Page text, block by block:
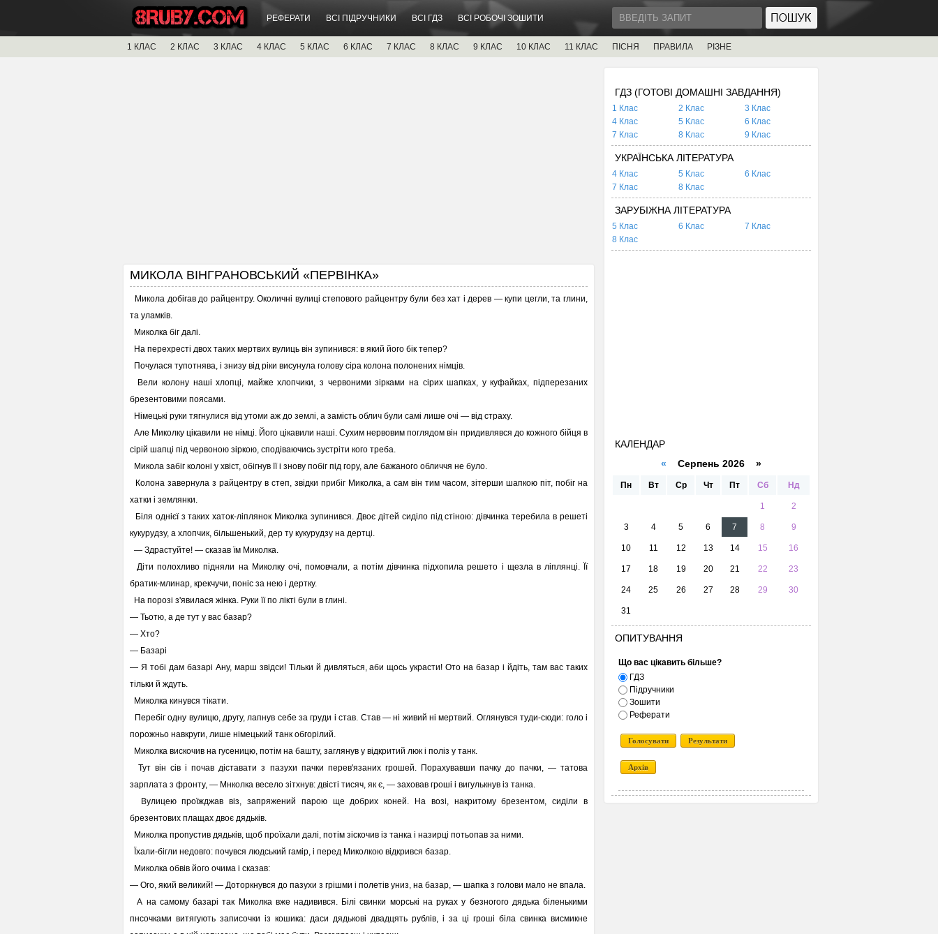
РЕФЕРАТИ ВСІ ПІДРУЧНИКИ ВСІ ГДЗ ВСІ РОБОЧІ ЗОШИТИ
1 КЛАС 2 КЛАС 3 КЛАС 4 КЛАС 5 КЛАС 6 КЛАС 7 КЛАС 8 КЛАС 9 КЛАС 10 КЛАС 11 КЛАС ПІСНЯ ПРАВИЛА РІЗНЕ
МИКОЛА ВІНГРАНОВСЬКИЙ «ПЕРВІНКА»
Микола добігав до райцентру. Околичні вулиці степового райцентру були без хат і дерев — купи цегли, та глини,
та уламків.
Миколка біг далі.
На перехресті двох таких мертвих вулиць він зупинився: в який його бік тепер?
Почулася тупотнява, і знизу від ріки висунула голову сіра колона полонених німців.
Вели колону наші хлопці, майже хлопчики, з червоними зірками на сірих шапках, у куфайках, підперезаних
брезентовими поясами.
Німецькі руки тягнулися від утоми аж до землі, а замість облич були самі лише очі — від страху.
Але Миколку цікавили не німці. Його цікавили наші. Сухим нервовим поглядом він придивлявся до кожного бійця в
сірій шапці під червоною зіркою, сподіваючись зустріти кого треба.
Микола забіг колоні у хвіст, обігнув її і знову побіг під гору, але бажаного обличчя не було.
Колона завернула з райцентру в степ, звідки прибіг Миколка, а сам він тим часом, зітерши шапкою піт, побіг на
хатки і землянки.
Біля однієї з таких хаток-ліплянок Миколка зупинився. Двоє дітей сиділо під стіною: дівчинка теребила в решеті
кукурудзу, а хлопчик, більшенький, дер ту кукурудзу на дертці.
— Здрастуйте! — сказав їм Миколка.
Діти полохливо підняли на Миколку очі, помовчали, а потім дівчинка підхопила решето і щезла в ліплянці. Її
братик-млинар, крекчучи, поніс за нею і дертку.
На порозі з'явилася жінка. Руки її по лікті були в глині.
— Тьотю, а де тут у вас базар?
— Хто?
— Базарі
— Я тобі дам базарі Ану, марш звідси! Тільки й дивляться, аби щось украсти! Ото на базар і йдіть, там вас таких
тільки й ждуть.
Миколка кинувся тікати.
Перебіг одну вулицю, другу, лапнув себе за груди і став. Став — ні живий ні мертвий. Оглянувся туди-сюди: голо і
порожньо навкруги, лише німецький танк обгорілий.
Миколка вискочив на гусеницю, потім на башту, заглянув у відкритий люк і поліз у танк.
Тут він сів і почав діставати з пазухи пачки перев'язаних грошей. Порахувавши пачку до пачки, — татова
зарплата з фронту, — Мнколка весело зітхнув: двісті тисяч, як є, — заховав гроші і вигулькнув із танка.
Вулицею проїжджав віз, запряжений парою ще добрих коней. На возі, накритому брезентом, сиділи в
брезентових плащах двоє дядьків.
Миколка пропустив дядьків, щоб проїхали далі, потім зіскочив із танка і назирці потьопав за ними.
Їхали-бігли недовго: почувся людський гамір, і перед Миколкою відкрився базар.
Миколка обвів його очима і сказав:
— Ого, який великий! — Доторкнувся до пазухи з грішми і полетів униз, на базар, — шапка з голови мало не впала.
А на самому базарі так Миколка вже надивився. Білі свинки морські на руках у безногого дядька біленькими
пнсочками витягують записочки із кошика: даси дядькові двадцять рублів, і за ці гроші біла свинка висмикне
ГДЗ (ГОТОВІ ДОМАШНІ ЗАВДАННЯ)
1 Клас 2 Клас
3 Клас
4 Клас
5 Клас
6 Клас
7 Клас
8 Клас 9 Клас
УКРАЇНСЬКА ЛІТЕРАТУРА
4 Клас 5 Клас
6 Клас
7 Клас
8 Клас
ЗАРУБІЖНА ЛІТЕРАТУРА
5 Клас 6 Клас
7 Клас
8 Клас
КАЛЕНДАР
« Серпень 2026 »
Пн Вт Ср Чт Пт Сб Нд
1 2
3 4 5 6 7 8 9
10 11 12 13 14 15 16
17 18 19 20 21 22 23
24 25 26 27 28 29 30
31
ОПИТУВАННЯ
Що вас цікавить більше?
ГДЗ
Підручники
Зошити
Реферати
Голосувати Результати
Архів